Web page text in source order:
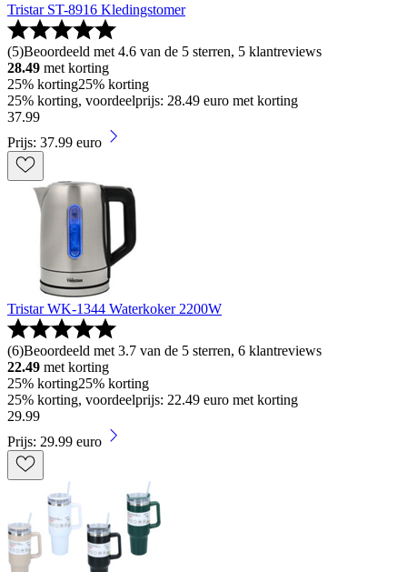
Tristar ST-8916 Kledingstomer
(5)Beoordeeld met 4.6 van de 5 sterren, 5 klantreviews
28.49 met korting
25% korting25% korting
25% korting, voordeelprijs: 28.49 euro met korting
37.99
Prijs: 37.99 euro
Tristar WK-1344 Waterkoker 2200W
(6)Beoordeeld met 3.7 van de 5 sterren, 6 klantreviews
22.49 met korting
25% korting25% korting
25% korting, voordeelprijs: 22.49 euro met korting
29.99
Prijs: 29.99 euro